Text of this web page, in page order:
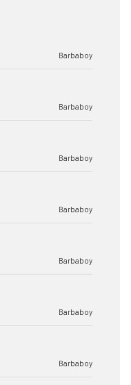
Barbaboy
Barbaboy
Barbaboy
Barbaboy
Barbaboy
Barbaboy
Barbaboy